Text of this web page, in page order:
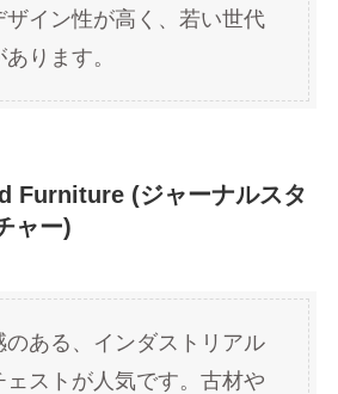
ザイン性が高く、若い世代
ります。
Furniture (ジャーナルスタ
ャー)
のある、インダストリアル
ェストが人気です。古材や